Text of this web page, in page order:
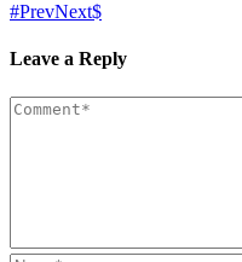
PrevNext
Leave a Reply